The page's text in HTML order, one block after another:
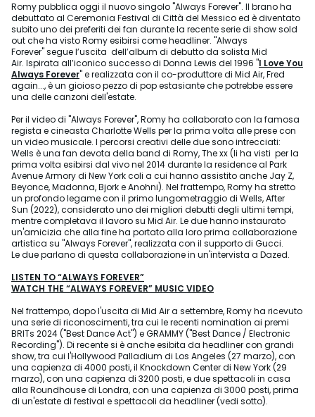
Romy pubblica oggi il nuovo singolo "Always Forever". Il brano ha
debuttato al Ceremonia Festival di Città del Messico ed è diventato
subito uno dei preferiti dei fan durante la recente serie di show sold
out che ha visto Romy esibirsi come headliner. "Always
Forever" segue l’uscita dell’album di debutto da solista Mid
Air. Ispirata all’iconico successo di Donna Lewis del 1996 "I Love You
Always Forever" e realizzata con il co-produttore di Mid Air, Fred
again..., è un gioioso pezzo di pop estasiante che potrebbe essere
una delle canzoni dell'estate.
Per il video di "Always Forever", Romy ha collaborato con la famosa
regista e cineasta Charlotte Wells per la prima volta alle prese con
un video musicale. I percorsi creativi delle due sono intrecciati:
Wells è una fan devota della band di Romy, The xx (li ha visti per la
prima volta esibirsi dal vivo nel 2014 durante la residence al Park
Avenue Armory di New York coli a cui hanno assistito anche Jay Z,
Beyonce, Madonna, Bjork e Anohni). Nel frattempo, Romy ha stretto
un profondo legame con il primo lungometraggio di Wells, After
Sun (2022), considerato uno dei migliori debutti degli ultimi tempi,
mentre completava il lavoro su Mid Air. Le due hanno instaurato
un'amicizia che alla fine ha portato alla loro prima collaborazione
artistica su "Always Forever", realizzata con il supporto di Gucci.
Le due parlano di questa collaborazione in un'intervista a Dazed.
LISTEN TO “ALWAYS FOREVER”
WATCH THE “ALWAYS FOREVER” MUSIC VIDEO
Nel frattempo, dopo l'uscita di Mid Air a settembre, Romy ha ricevuto
una serie di riconoscimenti, tra cui le recenti nomination ai premi
BRITs 2024 ("Best Dance Act") e GRAMMY ("Best Dance / Electronic
Recording"). Di recente si è anche esibita da headliner con grandi
show, tra cui l'Hollywood Palladium di Los Angeles (27 marzo), con
una capienza di 4000 posti, il Knockdown Center di New York (29
marzo), con una capienza di 3200 posti, e due spettacoli in casa
alla Roundhouse di Londra, con una capienza di 3000 posti, prima
di un'estate di festival e spettacoli da headliner (vedi sotto).